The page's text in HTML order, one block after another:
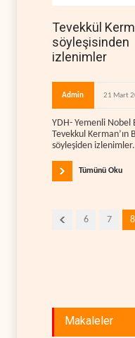
Tevekkül
söyleşisinden
izlenimler
Admin 21 Mart
YDH- Yemenli Nobel
Tevekkul Kerman’ın
söyleşiden izlenimler.
Tümünü Oku
6 7 8
Makaleler